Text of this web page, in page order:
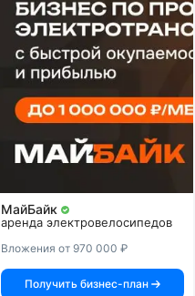
МайБайк
аренда электровелосипедов
Вложения от 970 000 ₽
Получить бизнес-план